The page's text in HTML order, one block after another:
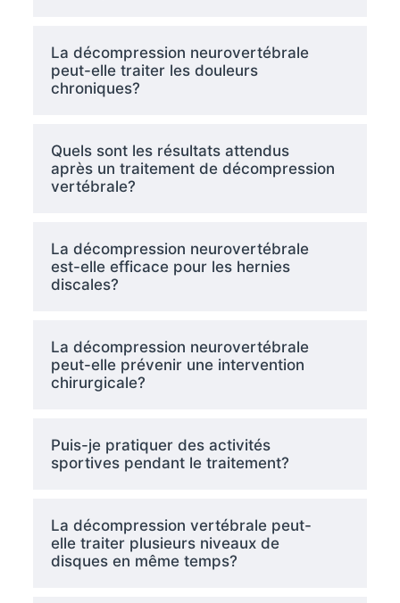
La décompression neurovertébrale
peut-elle traiter les douleurs
chroniques?
Quels sont les résultats attendus
après un traitement de décompression
vertébrale?
La décompression neurovertébrale
est-elle efficace pour les hernies
discales?
La décompression neurovertébrale
peut-elle prévenir une intervention
chirurgicale?
Puis-je pratiquer des activités
sportives pendant le traitement?
La décompression vertébrale peut-
elle traiter plusieurs niveaux de
disques en même temps?